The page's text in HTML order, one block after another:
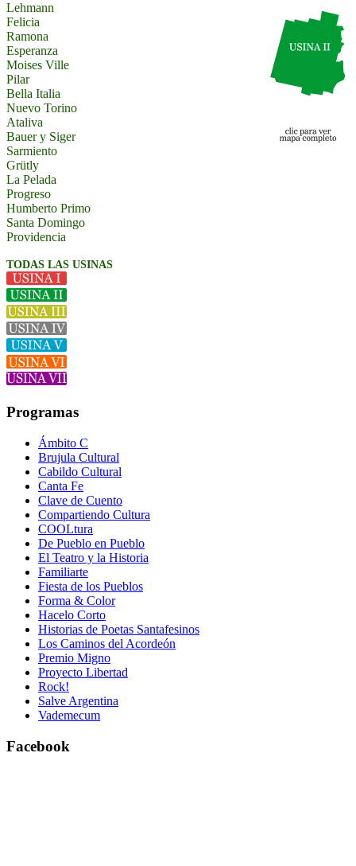
Lehmann
Felicia
Ramona
Esperanza
Moises Ville
Pilar
Bella Italia
Nuevo Torino
Ataliva
Bauer y Siger
Sarmiento
Grütly
La Pelada
Progreso
Humberto Primo
Santa Domingo
Providencia
TODAS LAS USINAS
Programas
Ámbito C
Brujula Cultural
Cabildo Cultural
Canta Fe
Clave de Cuento
Compartiendo Cultura
COOLtura
De Pueblo en Pueblo
El Teatro y la Historia
Familiarte
Fiesta de los Pueblos
Forma & Color
Hacelo Corto
Historias de Poetas Santafesinos
Los Caminos del Acordeón
Premio Migno
Proyecto Libertad
Rock!
Salve Argentina
Vademecum
Facebook